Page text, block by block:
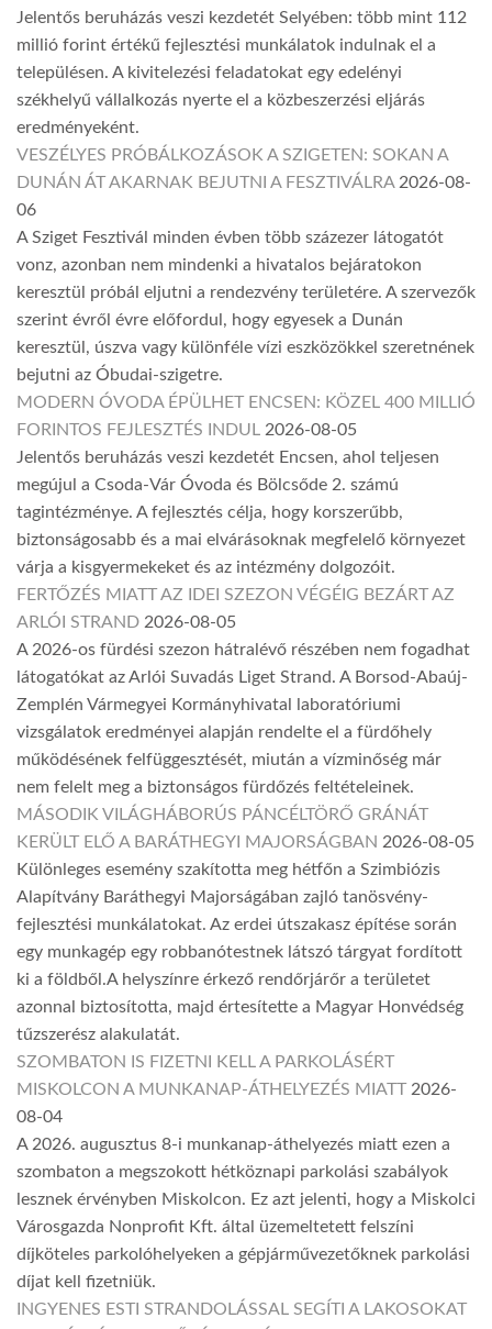
Jelentős beruházás veszi kezdetét Selyében: több mint 112
millió forint értékű fejlesztési munkálatok indulnak el a
településen. A kivitelezési feladatokat egy edelényi
székhelyű vállalkozás nyerte el a közbeszerzési eljárás
eredményeként.
VESZÉLYES PRÓBÁLKOZÁSOK A SZIGETEN: SOKAN A
DUNÁN ÁT AKARNAK BEJUTNI A FESZTIVÁLRA 2026-08-
06
A Sziget Fesztivál minden évben több százezer látogatót
vonz, azonban nem mindenki a hivatalos bejáratokon
keresztül próbál eljutni a rendezvény területére. A szervezők
szerint évről évre előfordul, hogy egyesek a Dunán
keresztül, úszva vagy különféle vízi eszközökkel szeretnének
bejutni az Óbudai-szigetre.
MODERN ÓVODA ÉPÜLHET ENCSEN: KÖZEL 400 MILLIÓ
FORINTOS FEJLESZTÉS INDUL 2026-08-05
Jelentős beruházás veszi kezdetét Encsen, ahol teljesen
megújul a Csoda-Vár Óvoda és Bölcsőde 2. számú
tagintézménye. A fejlesztés célja, hogy korszerűbb,
biztonságosabb és a mai elvárásoknak megfelelő környezet
várja a kisgyermekeket és az intézmény dolgozóit.
FERTŐZÉS MIATT AZ IDEI SZEZON VÉGÉIG BEZÁRT AZ
ARLÓI STRAND 2026-08-05
A 2026-os fürdési szezon hátralévő részében nem fogadhat
látogatókat az Arlói Suvadás Liget Strand. A Borsod-Abaúj-
Zemplén Vármegyei Kormányhivatal laboratóriumi
vizsgálatok eredményei alapján rendelte el a fürdőhely
működésének felfüggesztését, miután a vízminőség már
nem felelt meg a biztonságos fürdőzés feltételeinek.
MÁSODIK VILÁGHÁBORÚS PÁNCÉLTÖRŐ GRÁNÁT
KERÜLT ELŐ A BARÁTHEGYI MAJORSÁGBAN 2026-08-05
Különleges esemény szakította meg hétfőn a Szimbiózis
Alapítvány Baráthegyi Majorságában zajló tanösvény-
fejlesztési munkálatokat. Az erdei útszakasz építése során
egy munkagép egy robbanótestnek látszó tárgyat fordított
ki a földből.A helyszínre érkező rendőrjárőr a területet
azonnal biztosította, majd értesítette a Magyar Honvédség
tűzszerész alakulatát.
SZOMBATON IS FIZETNI KELL A PARKOLÁSÉRT
MISKOLCON A MUNKANAP-ÁTHELYEZÉS MIATT 2026-
08-04
A 2026. augusztus 8-i munkanap-áthelyezés miatt ezen a
szombaton a megszokott hétköznapi parkolási szabályok
lesznek érvényben Miskolcon. Ez azt jelenti, hogy a Miskolci
Városgazda Nonprofit Kft. által üzemeltetett felszíni
díjköteles parkolóhelyeken a gépjárművezetőknek parkolási
díjat kell fizetniük.
INGYENES ESTI STRANDOLÁSSAL SEGÍTI A LAKOSOKAT